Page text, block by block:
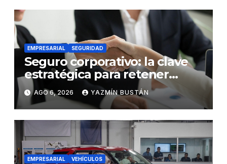
EMPRESARIAL SEGURIDAD
Seguro corporativo: la clave
estratégica para retener
talento en Ecuador
AGO 6, 2026 YAZMÍN BUSTÁN
EMPRESARIAL VEHÍCULOS